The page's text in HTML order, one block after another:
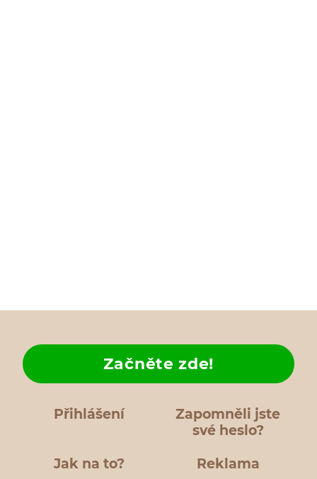
Přihlášení
Zapomněli jste
své heslo?
Jak na to?
Začněte zde!
Reklama